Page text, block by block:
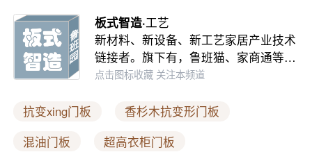
升产品质量，还能显著降低成本，让企业在激烈
竞争中保持优势。
一张板节省30元，一年下来省下几十万，何乐而
了！
板式智造·工艺
新材料、新设备、新工艺家居产业技术
链接者。旗下有，鲁班猫、家商通等…
点击图标收藏 关注本频道
抗变xing门板
香杉木抗变形门板
混油门板
超高衣柜门板